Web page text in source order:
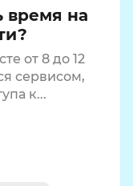
время на
от 8 до 12
сервисом,
к...